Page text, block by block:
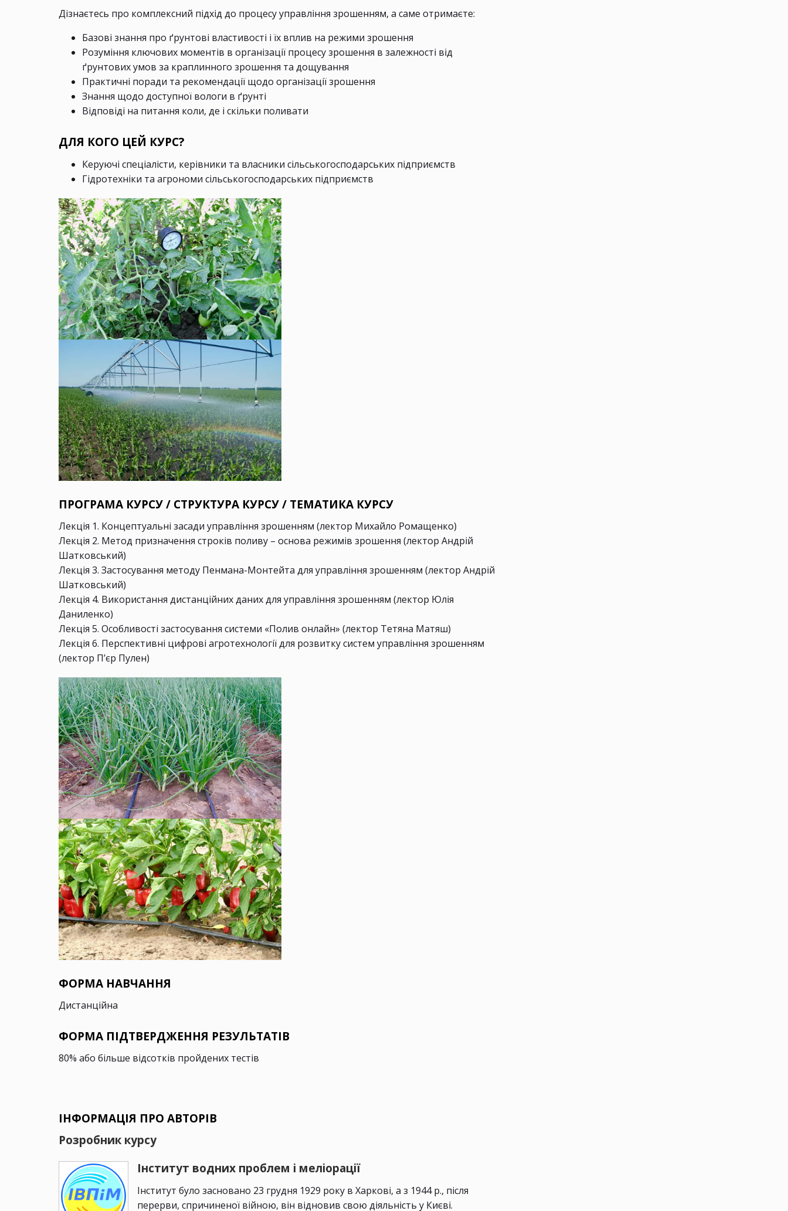
Дізнаєтесь про комплексний підхід до процесу управління зрошенням, а саме отримаєте:
Базові знання про ґрунтові властивості і їх вплив на режими зрошення
Розуміння ключових моментів в організації процесу зрошення в залежності від
ґрунтових умов за краплинного зрошення та дощування
Практичні поради та рекомендації щодо організації зрошення
Знання щодо доступної вологи в ґрунті
Відповіді на питання коли, де і скільки поливати
ДЛЯ КОГО ЦЕЙ КУРС?
Керуючі спеціалісти, керівники та власники сільськогосподарських підприємств
Гідротехніки та агрономи сільськогосподарських підприємств
ПРОГРАМА КУРСУ / СТРУКТУРА КУРСУ / ТЕМАТИКА КУРСУ
Лекція 1. Концептуальні засади управління зрошенням (лектор Михайло Ромащенко)
Лекція 2. Метод призначення строків поливу – основа режимів зрошення (лектор Андрій
Шатковський)
Лекція 3. Застосування методу Пенмана-Монтейта для управління зрошенням (лектор Андрій
Шатковський)
Лекція 4. Використання дистанційних даних для управління зрошенням (лектор Юлія
Даниленко)
Лекція 5. Особливості застосування системи «Полив онлайн» (лектор Тетяна Матяш)
Лекція 6. Перспективні цифрові агротехнології для розвитку систем управління зрошенням
(лектор П’єр Пулен)
ФОРМА НАВЧАННЯ
Дистанційна
ФОРМА ПІДТВЕРДЖЕННЯ РЕЗУЛЬТАТІВ
80% або більше відсотків пройдених тестів
ІНФОРМАЦІЯ ПРО АВТОРІВ
Розробник курсу
Інститут водних проблем і меліорації
Інститут було засновано 23 грудня 1929 року в Харкові, а з 1944 р., після
перерви, спричиненої війною, він відновив свою діяльність у Києві.